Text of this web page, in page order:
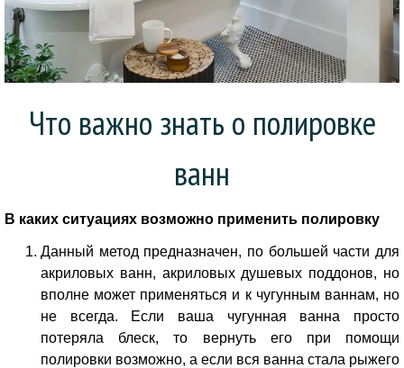
Что важно знать о полировке
ванн
В каких ситуациях возможно применить полировку
Данный метод предназначен, по большей части для
акриловых ванн, акриловых душевых поддонов, но
вполне может применяться и к чугунным ваннам, но
не всегда. Если ваша чугунная ванна просто
потеряла блеск, то вернуть его при помощи
полировки возможно, а если вся ванна стала рыжего